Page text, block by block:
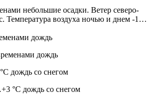
небольшие осадки. Ветер северо-
Температура воздуха ночью и днем -1…
дождь
дождь
дождь со снегом
°C дождь со снегом